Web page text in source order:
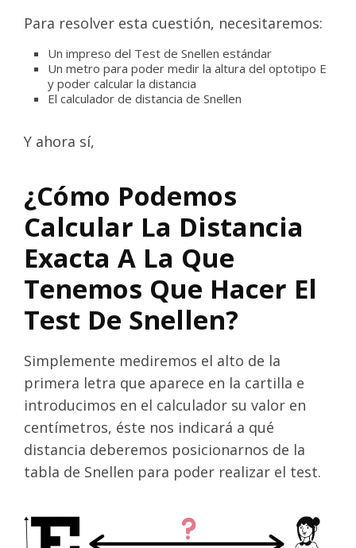
Para resolver esta cuestión, necesitaremos:
Un impreso del Test de Snellen estándar
Un metro para poder medir la altura del optotipo E
y poder calcular la distancia
El calculador de distancia de Snellen
Y ahora sí,
¿Cómo Podemos
Calcular La Distancia
Exacta A La Que
Tenemos Que Hacer El
Test De Snellen?
Simplemente mediremos el alto de la
primera letra que aparece en la cartilla e
introducimos en el calculador su valor en
centímetros, éste nos indicará a qué
distancia deberemos posicionarnos de la
tabla de Snellen para poder realizar el test.